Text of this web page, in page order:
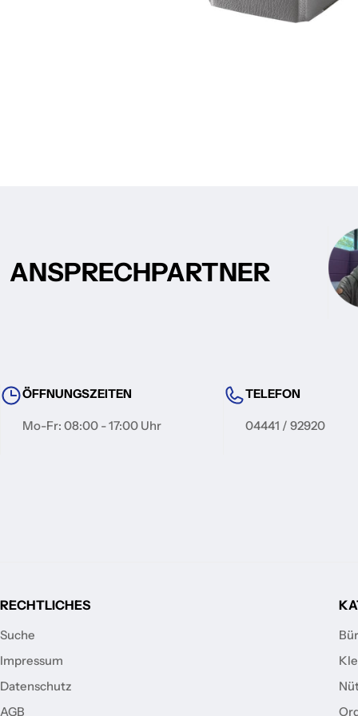
ANSPRECHPARTNER
ÖFFNUNGSZEITEN
Mo-Fr: 08:00 - 17:00 Uhr
TELEFON
04441 / 92920
RECHTLICHES
Suche
Impressum
Datenschutz
AGB